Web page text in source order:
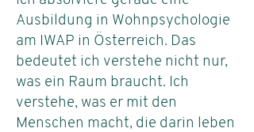
Ausbildung in Wohnpsychologie
am IWAP in Österreich. Das
bedeutet ich verstehe nicht nur,
was ein Raum braucht. Ich
verstehe, was er mit den
Menschen macht, die darin leben